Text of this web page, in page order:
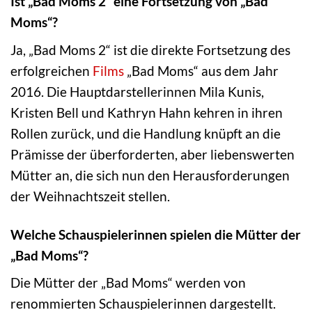
Moms“?
Ja, „Bad Moms 2“ ist die direkte Fortsetzung des
erfolgreichen Films „Bad Moms“ aus dem Jahr
2016. Die Hauptdarstellerinnen Mila Kunis,
Kristen Bell und Kathryn Hahn kehren in ihren
Rollen zurück, und die Handlung knüpft an die
Prämisse der überforderten, aber liebenswerten
Mütter an, die sich nun den Herausforderungen
der Weihnachtszeit stellen.
Welche Schauspielerinnen spielen die Mütter der
„Bad Moms“?
Die Mütter der „Bad Moms“ werden von
renommierten Schauspielerinnen dargestellt.